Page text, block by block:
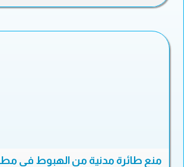
منع طائرة مدنية من الهبوط في